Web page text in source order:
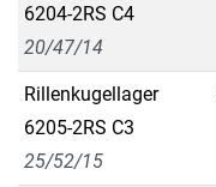
6204-2RS C4
20/47/14
Rillenkugellager
6205-2RS C3
25/52/15